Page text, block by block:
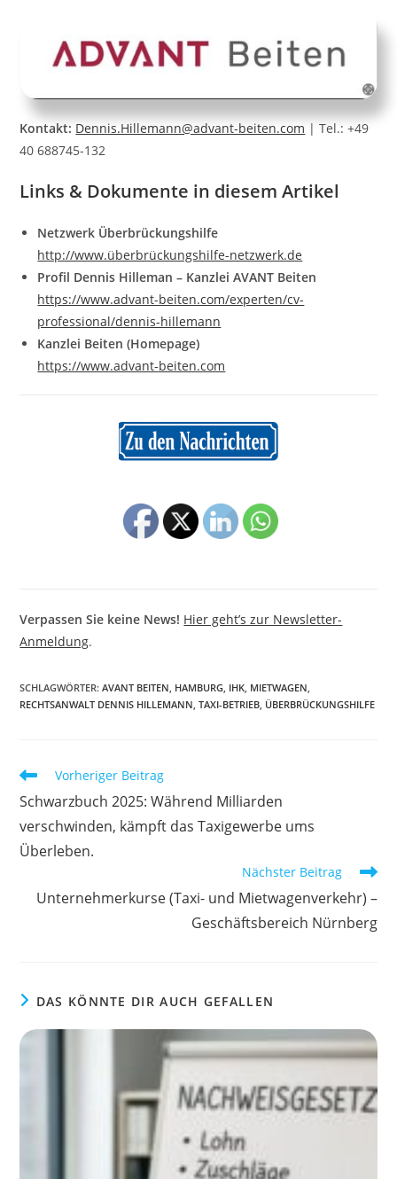
Kontakt: Dennis.Hillemann@advant-beiten.com | Tel.: +49
40 688745-132
Links & Dokumente in diesem Artikel
Netzwerk Überbrückungshilfe
http://www.überbrückungshilfe-netzwerk.de
Profil Dennis Hilleman – Kanzlei AVANT Beiten
https://www.advant-beiten.com/experten/cv-
professional/dennis-hillemann
Kanzlei Beiten (Homepage)
https://www.advant-beiten.com
Verpassen Sie keine News! Hier geht’s zur Newsletter-
Anmeldung.
SCHLAGWÖRTER:AVANT BEITEN, HAMBURG, IHK, MIETWAGEN,
RECHTSANWALT DENNIS HILLEMANN, TAXI-BETRIEB, ÜBERBRÜCKUNGSHILFE
Weitere
Artikel
ansehen
Vorheriger Beitrag
Schwarzbuch 2025: Während Milliarden
verschwinden, kämpft das Taxigewerbe ums
Überleben.
Nächster Beitrag
Unternehmerkurse (Taxi- und Mietwagenverkehr) –
Geschäftsbereich Nürnberg
DAS KÖNNTE DIR AUCH GEFALLEN